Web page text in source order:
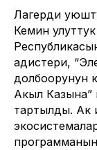
Лагерди
Кемин
адистери,
долбоорунун
Акыл Казына”
тартылды. Ак